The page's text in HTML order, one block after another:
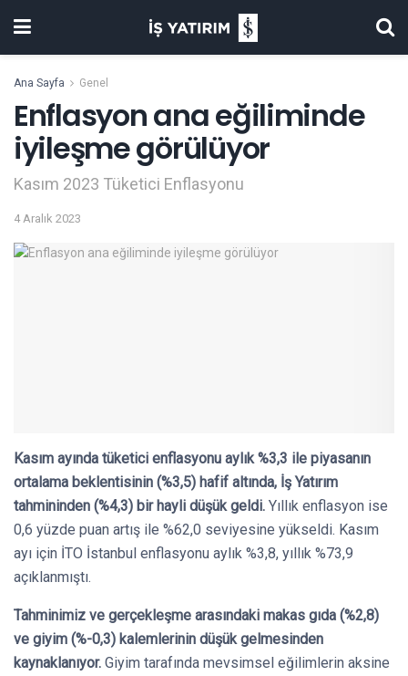
Ana Sayfa Genel
Enflasyon ana eğiliminde
iyileşme görülüyor
Kasım 2023 Tüketici Enflasyonu
4 Aralık 2023
Kasım ayında tüketici enflasyonu aylık %3,3 ile piyasanın
ortalama beklentisinin (%3,5) hafif altında, İş Yatırım
tahmininden (%4,3) bir hayli düşük geldi. Yıllık enflasyon ise
0,6 yüzde puan artış ile %62,0 seviyesine yükseldi. Kasım
ayı için İTO İstanbul enflasyonu aylık %3,8, yıllık %73,9
açıklanmıştı.
Tahminimiz ve gerçekleşme arasındaki makas gıda (%2,8)
ve giyim (%-0,3) kalemlerinin düşük gelmesinden
kaynaklanıyor. Giyim tarafında mevsimsel eğilimlerin aksine